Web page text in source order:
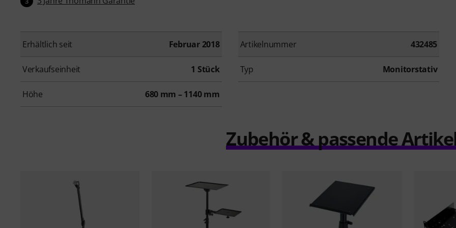
Erhältlich seit Februar 2018 Artikelnummer 432485
Verkaufseinheit 1 Stück Typ Monitorstativ
Höhe 680 mm – 1140 mm
Zubehör & passende